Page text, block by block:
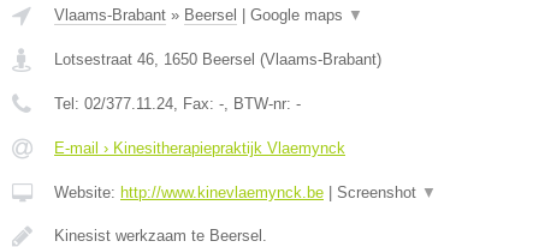
Vlaams-Brabant » Beersel Google maps ▼
Lotsestraat 46, 1650 Beersel (Vlaams-Brabant)
Tel: 02/377.11.24, Fax: -, BTW-nr: -
E-mail › Kinesitherapiepraktijk Vlaemynck
Website: http://www.kinevlaemynck.be Screenshot ▼
Kinesist werkzaam te Beersel.